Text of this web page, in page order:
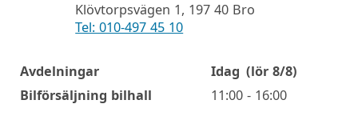
Klövtorpsvägen 1, 197 40 Bro
Tel: 010-497 45 10
Öppettider
Avdelningar Idag (lör 8/8)
Bilförsäljning bilhall
11:00 - 16:00